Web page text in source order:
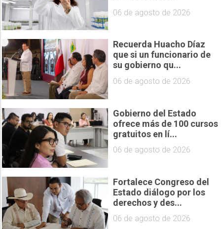
06 de agosto de 2026
Recuerda Huacho Díaz
que si un funcionario de
su gobierno qu...
06 de agosto de 2026
Gobierno del Estado
ofrece más de 100 cursos
gratuitos en lí...
06 de agosto de 2026
Fortalece Congreso del
Estado diálogo por los
derechos y des...
06 de agosto de 2026